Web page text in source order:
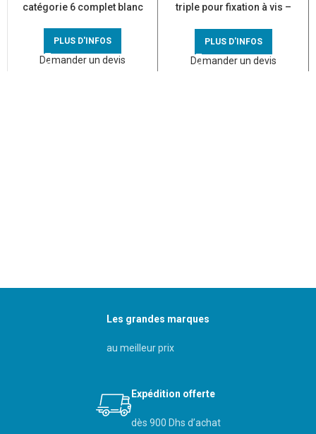
catégorie 6 complet blanc
PLUS D'INFOS
Demander un devis
triple pour fixation à vis –
PLUS D'INFOS
Demander un devis
Les grandes marques
au meilleur prix
Expédition offerte
dès 900 Dhs d’achat